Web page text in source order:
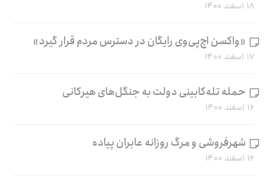
۱۸ اسفند ۱۴۰۰
«واکسن اچ‌پی‌وی رایگان در دسترس مردم قرار گیرد»
۱۷ اسفند ۱۴۰۰
حمله تله‌کابینی دولت به جنگل‌های هیرکانی
۱۶ اسفند ۱۴۰۰
شهرفروشی و مرگ روزانه عابران پیاده
۱۶ اسفند ۱۴۰۰